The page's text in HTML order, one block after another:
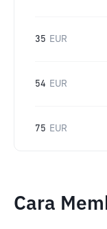
35 EUR
54 EUR
75 EUR
Cara